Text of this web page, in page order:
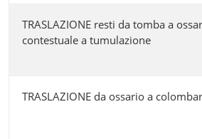
TRASLAZIONE resti da tomba a
contestuale a tumulazione
TRASLAZIONE da ossario a